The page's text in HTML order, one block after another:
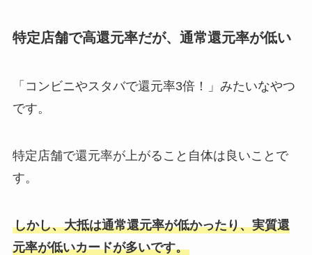
特定店舗で高還元率だが、通常還元率が低い
「コンビニやスタバで還元率3倍！」みたいなやつ
です。
特定店舗で還元率が上がること自体は良いことで
す。
しかし、大抵は通常還元率が低かったり、実質還
元率が低いカードが多いです。